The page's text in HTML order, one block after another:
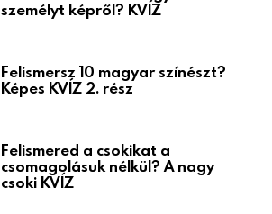
személyt képről? KVÍZ
Felismersz 10 magyar színészt?
Képes KVÍZ 2. rész
Felismered a csokikat a
csomagolásuk nélkül? A nagy
csoki KVÍZ